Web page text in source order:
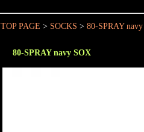
TOP PAGE > SOCKS > 80-SPRAY
80-SPRAY navy SOX